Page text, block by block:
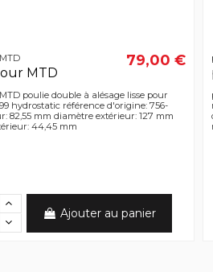
MTD
79,00 €
poulie double à alésage lisse pour
hydrostatic référence d'origine: 756-
82,55 mm diamètre extérieur: 127 mm
44,45 mm
Ajouter au panier